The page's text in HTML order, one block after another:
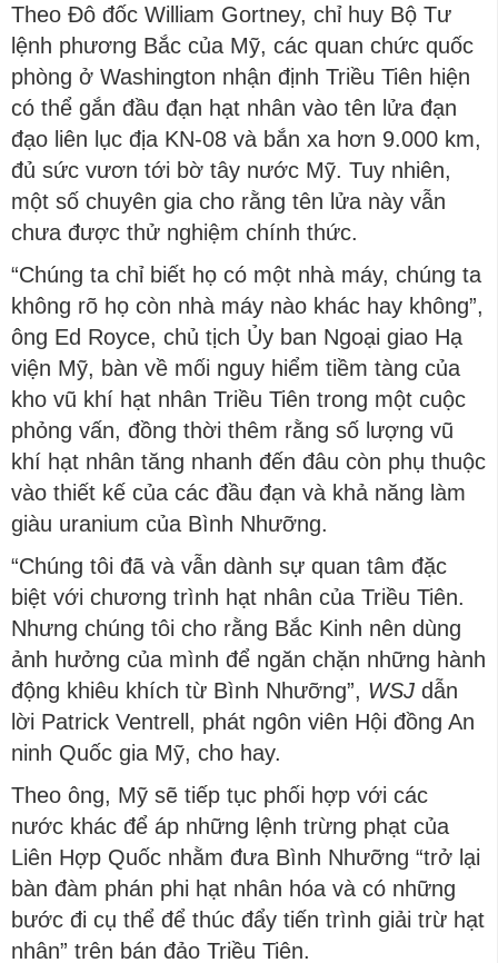
Theo Đô đốc William Gortney, chỉ huy Bộ Tư
lệnh phương Bắc của Mỹ, các quan chức quốc
phòng ở Washington nhận định Triều Tiên hiện
có thể gắn đầu đạn hạt nhân vào tên lửa đạn
đạo liên lục địa KN-08 và bắn xa hơn 9.000 km,
đủ sức vươn tới bờ tây nước Mỹ. Tuy nhiên,
một số chuyên gia cho rằng tên lửa này vẫn
chưa được thử nghiệm chính thức.
“Chúng ta chỉ biết họ có một nhà máy, chúng ta
không rõ họ còn nhà máy nào khác hay không”,
ông Ed Royce, chủ tịch Ủy ban Ngoại giao Hạ
viện Mỹ, bàn về mối nguy hiểm tiềm tàng của
kho vũ khí hạt nhân Triều Tiên trong một cuộc
phỏng vấn, đồng thời thêm rằng số lượng vũ
khí hạt nhân tăng nhanh đến đâu còn phụ thuộc
vào thiết kế của các đầu đạn và khả năng làm
giàu uranium của Bình Nhưỡng.
“Chúng tôi đã và vẫn dành sự quan tâm đặc
biệt với chương trình hạt nhân của Triều Tiên.
Nhưng chúng tôi cho rằng Bắc Kinh nên dùng
ảnh hưởng của mình để ngăn chặn những hành
động khiêu khích từ Bình Nhưỡng”, WSJ dẫn
lời Patrick Ventrell, phát ngôn viên Hội đồng An
ninh Quốc gia Mỹ, cho hay.
Theo ông, Mỹ sẽ tiếp tục phối hợp với các
nước khác để áp những lệnh trừng phạt của
Liên Hợp Quốc nhằm đưa Bình Nhưỡng “trở lại
bàn đàm phán phi hạt nhân hóa và có những
bước đi cụ thể để thúc đẩy tiến trình giải trừ hạt
nhân” trên bán đảo Triều Tiên.